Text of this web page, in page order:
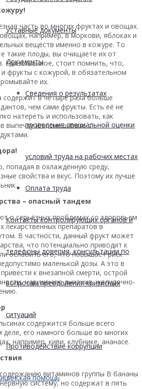
Уставные документы
Документы
Сведения о результатах
проведения специальной оценки
условий труда на рабочих местах
Оплата труда
Контакты контролирующих органов и
телефоны доверия, консультации по
вопросам преодоления кризисных
ситуаций
Противодействие коррупции
помощь
часть во многих фруктах и овощах.
например, в моркови, яблоках и
веществ именно в кожуре. То
такие плоды, вы очищаете их от
Единственное, стоит помнить, что,
фрукты с кожурой, в обязательном
их.
содержит в четыре раза больше
чем сами фрукты. Есть её не
натереть и использовать, как
выпечку или смешивать с
попадая в охлаждённую среду,
свойства и вкус. Поэтому их лучше
– опасный тандем
о серьёзных проблемах со здоровьем
лекарственных препаратов в
В частности, данный фрукт может
что потенциально приводит к
ослабить его, что повышает риск
маленькой дозы. А это в
к внезапной смерти, острой
нарушению дыхания, желудочно-
содержится больше всего
его намного больше во многих
например, киви, клубнике, ананасе.
витаминов группы В бананы
систему, но содержат в пять